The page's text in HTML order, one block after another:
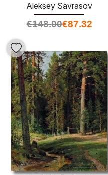
Aleksey Savrasov
€148.00€87.32